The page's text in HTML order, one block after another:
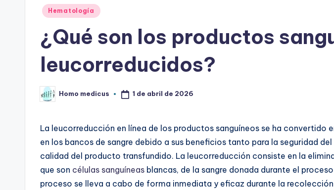
Publicado
Hematología
¿Qué son los productos
leucorreducidos?
Publicado
por
Homo medicus 1 de abril de 2026
La leucorreducción en línea de los productos sanguíneos se ha convertido
en los bancos de sangre debido a sus beneficios tanto para la seguridad
calidad del producto transfundido. La leucorreducción consiste en la
que son células sanguíneas blancas, de la sangre donada durante el
proceso se lleva a cabo de forma inmediata y eficaz durante la